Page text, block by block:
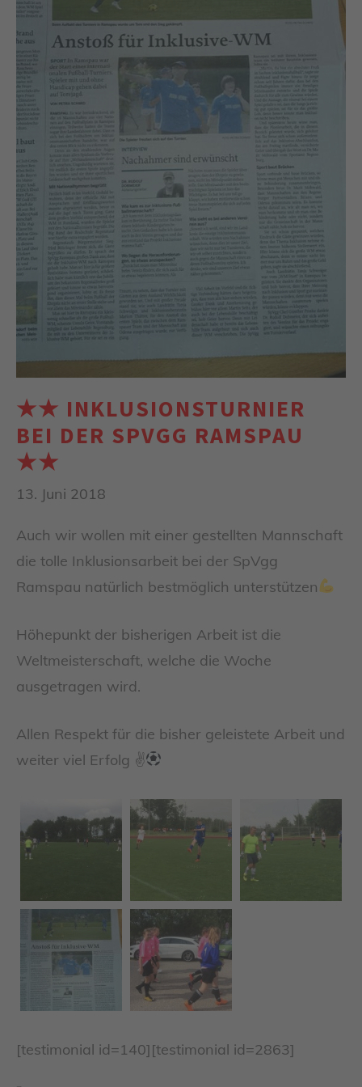
★★ INKLUSIONSTURNIER
BEI DER SPVGG RAMSPAU
★★
13. Juni 2018
Auch wir wollen mit einer gestellten Mannschaft
die tolle Inklusionsarbeit bei der SpVgg
Ramspau natürlich bestmöglich unterstützen
Höhepunkt der bisherigen Arbeit ist die
Weltmeisterschaft, welche die Woche
ausgetragen wird.
Allen Respekt für die bisher geleistete Arbeit und
weiter viel Erfolg ✌
[testimonial id=140][testimonial id=2863]